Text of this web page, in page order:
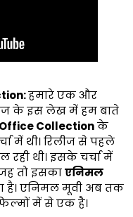
हमारे एक और
के इस लेख में हम बाते
Collectionके
में थी। रिलीज से पहले
थी। इसके चर्चा में
तो इसकाएनिमल
है। एनिमल मूवी अब तक
में से एक है।